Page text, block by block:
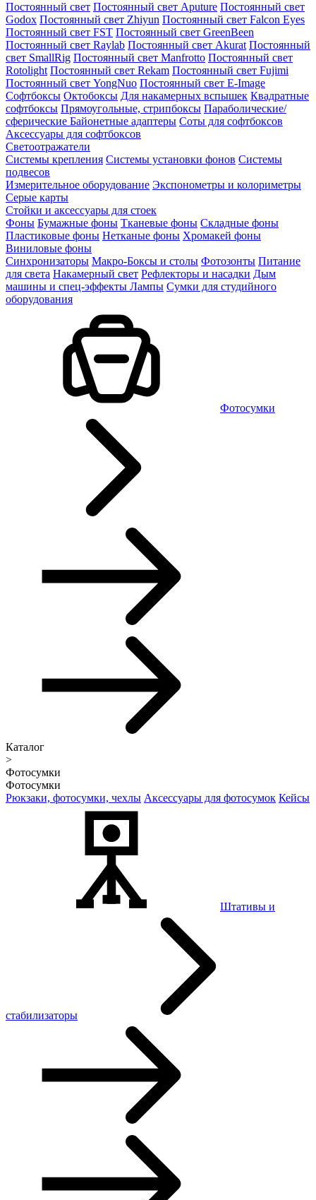
Постоянный свет Постоянный свет Aputure Постоянный свет
Godox Постоянный свет Zhiyun Постоянный свет Falcon Eyes
Постоянный свет FST Постоянный свет GreenBeen
Постоянный свет Raylab Постоянный свет Akurat Постоянный
свет SmallRig Постоянный свет Manfrotto Постоянный свет
Rotolight Постоянный свет Rekam Постоянный свет Fujimi
Постоянный свет YongNuo Постоянный свет E-Image
Софтбоксы Октобоксы Для накамерных вспышек Квадратные
софтбоксы Прямоугольные, стрипбоксы Параболические/
сферические Байонетныe адаптеры Соты для софтбоксов
Аксессуары для софтбоксов
Светоотражатели
Системы крепления Системы установки фонов Системы
подвесов
Измерительное оборудование Экспонометры и колориметры
Серые карты
Стойки и аксессуары для стоек
Фоны Бумажные фоны Тканевые фоны Складные фоны
Пластиковые фоны Нетканые фоны Хромакей фоны
Виниловые фоны
Синхронизаторы Макро-Боксы и столы Фотозонты Питание
для света Накамерный свет Рефлекторы и насадки Дым
машины и спец-эффекты Лампы Сумки для студийного
оборудования
Фотосумки
Каталог
>
Фотосумки
Фотосумки
Рюкзаки, фотосумки, чехлы Аксессуары для фотосумок Кейсы
Штативы и
стабилизаторы